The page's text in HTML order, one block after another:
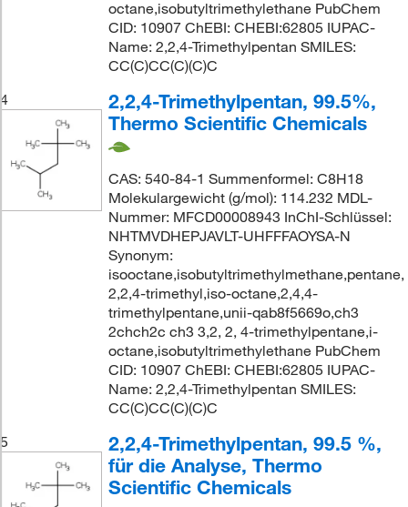
octane,isobutyltrimethylethane PubChem
CID: 10907 ChEBI: CHEBI:62805 IUPAC-
Name: 2,2,4-Trimethylpentan SMILES:
CC(C)CC(C)(C)C
4
2,2,4-Trimethylpentan, 99.5%,
Thermo Scientific Chemicals
CAS: 540-84-1 Summenformel: C8H18
Molekulargewicht (g/mol): 114.232 MDL-
Nummer: MFCD00008943 InChI-Schlüssel:
NHTMVDHEPJAVLT-UHFFFAOYSA-N
Synonym:
isooctane,isobutyltrimethylmethane,pentane,
2,2,4-trimethyl,iso-octane,2,4,4-
trimethylpentane,unii-qab8f5669o,ch3
2chch2c ch3 3,2, 2, 4-trimethylpentane,i-
octane,isobutyltrimethylethane PubChem
CID: 10907 ChEBI: CHEBI:62805 IUPAC-
Name: 2,2,4-Trimethylpentan SMILES:
CC(C)CC(C)(C)C
5
2,2,4-Trimethylpentan, 99.5 %,
für die Analyse, Thermo
Scientific Chemicals